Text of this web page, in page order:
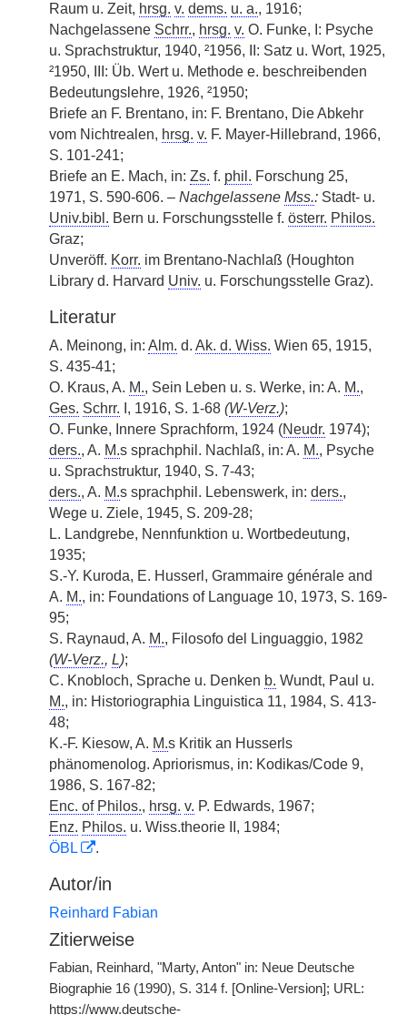
Raum u. Zeit, hrsg. v. dems. u. a., 1916;
Nachgelassene Schrr., hrsg. v. O. Funke, I: Psyche
u. Sprachstruktur, 1940, ²1956, II: Satz u. Wort, 1925,
²1950, III: Üb. Wert u. Methode e. beschreibenden
Bedeutungslehre, 1926, ²1950;
Briefe an F. Brentano, in: F. Brentano, Die Abkehr
vom Nichtrealen, hrsg. v. F. Mayer-Hillebrand, 1966,
S. 101-241;
Briefe an E. Mach, in: Zs. f. phil. Forschung 25,
1971, S. 590-606. – Nachgelassene Mss.: Stadt- u.
Univ.bibl. Bern u. Forschungsstelle f. österr. Philos.
Graz;
Unveröff. Korr. im Brentano-Nachlaß (Houghton
Library d. Harvard Univ. u. Forschungsstelle Graz).
Literatur
A. Meinong, in: Alm. d. Ak. d. Wiss. Wien 65, 1915,
S. 435-41;
O. Kraus, A. M., Sein Leben u. s. Werke, in: A. M.,
Ges. Schrr. I, 1916, S. 1-68 (W-Verz.);
O. Funke, Innere Sprachform, 1924 (Neudr. 1974);
ders., A. M.s sprachphil. Nachlaß, in: A. M., Psyche
u. Sprachstruktur, 1940, S. 7-43;
ders., A. M.s sprachphil. Lebenswerk, in: ders.,
Wege u. Ziele, 1945, S. 209-28;
L. Landgrebe, Nennfunktion u. Wortbedeutung,
1935;
S.-Y. Kuroda, E. Husserl, Grammaire générale and
A. M., in: Foundations of Language 10, 1973, S. 169-
95;
S. Raynaud, A. M., Filosofo del Linguaggio, 1982
(W-Verz., L);
C. Knobloch, Sprache u. Denken b. Wundt, Paul u.
M., in: Historiographia Linguistica 11, 1984, S. 413-
48;
K.-F. Kiesow, A. M.s Kritik an Husserls
phänomenolog. Apriorismus, in: Kodikas/Code 9,
1986, S. 167-82;
Enc. of Philos., hrsg. v. P. Edwards, 1967;
Enz. Philos. u. Wiss.theorie II, 1984;
ÖBL
.
Autor/in
Reinhard Fabian
Zitierweise
Fabian, Reinhard, "Marty, Anton" in: Neue Deutsche
Biographie 16 (1990), S. 314 f. [Online-Version]; URL:
https://www.deutsche-